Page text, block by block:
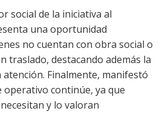
social de la iniciativa al
una oportunidad
no cuentan con obra social o
traslado, destacando además la
atención. Finalmente, manifestó
operativo continúe, ya que
y lo valoran